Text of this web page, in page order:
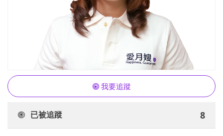
我要追蹤
已被追蹤 8